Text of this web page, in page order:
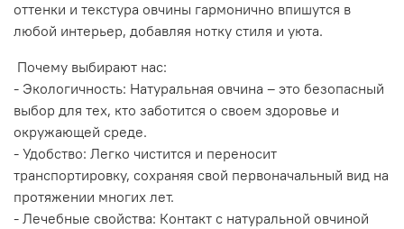
оттенки и текстура овчины гармонично впишутся в
любой интерьер, добавляя нотку стиля и уюта.
Почему выбирают нас:
- Экологичность: Натуральная овчина – это безопасный
выбор для тех, кто заботится о своем здоровье и
окружающей среде.
- Удобство: Легко чистится и переносит
транспортировку, сохраняя свой первоначальный вид на
протяжении многих лет.
- Лечебные свойства: Контакт с натуральной овчиной